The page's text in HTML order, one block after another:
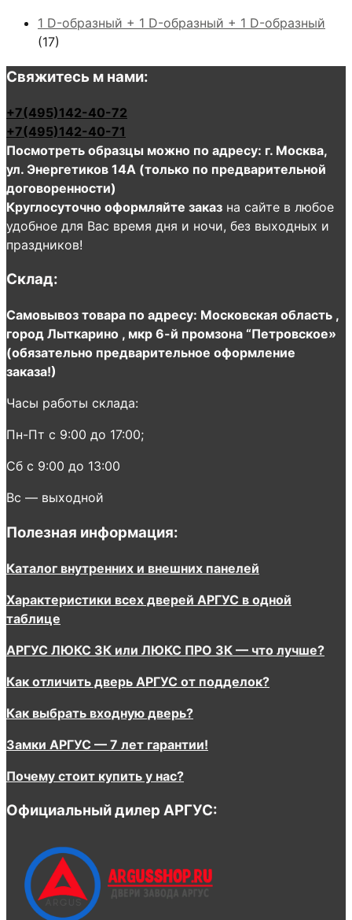
1 D-образный + 1 D-образный + 1 D-образный
(17)
Свяжитесь м нами:
+7(495)142-40-72
+7(495)142-40-71
Посмотреть образцы можно по адресу: г. Москва,
ул. Энергетиков 14А (только по предварительной
договоренности)
Круглосуточно оформляйте заказ на сайте в любое
удобное для Вас время дня и ночи, без выходных и
праздников!
Склад:
Самовывоз товара по адресу: Московская область ,
город Лыткарино , мкр 6-й промзона “Петровское»
(обязательно предварительное оформление
заказа!)
Часы работы склада:
Пн-Пт с 9:00 до 17:00;
Сб с 9:00 до 13:00
Вс — выходной
Полезная информация:
Каталог внутренних и внешних панелей
Характеристики всех дверей АРГУС в одной
таблице
АРГУС ЛЮКС 3К или ЛЮКС ПРО 3К — что лучше?
Как отличить дверь АРГУС от подделок?
Как выбрать входную дверь?
Замки АРГУС — 7 лет гарантии!
Почему стоит купить у нас?
Официальный дилер АРГУС: